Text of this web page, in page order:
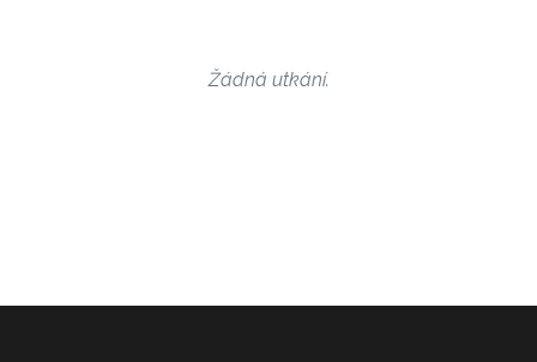
Žádná utkání.